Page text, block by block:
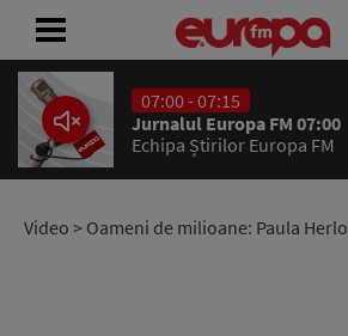
07:00 - 07:15
Jurnalul Europa FM 07:00
Echipa Știrilor Europa FM
Video > Oameni de milioane: Paula Herlo
ACASĂ
ȘTIRI
RADIO